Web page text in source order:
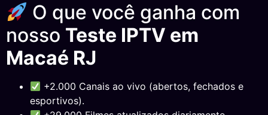
O que você ganha com
nosso Teste IPTV em
Macaé RJ
+2.000 Canais ao vivo (abertos, fechados e
esportivos).